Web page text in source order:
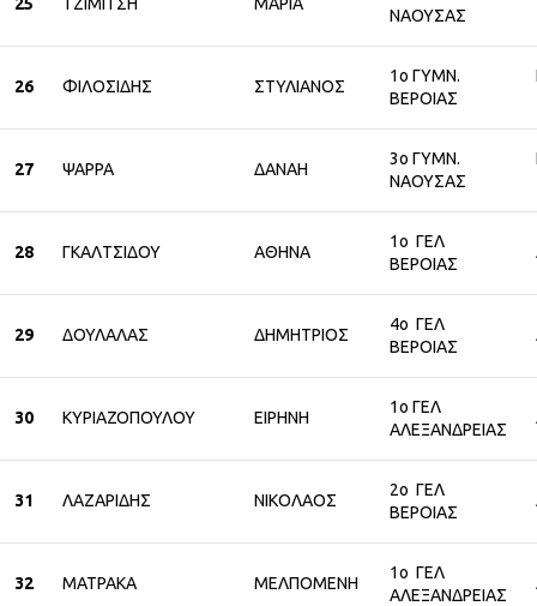
25 ΤΖΙΜΙΤΣΗ ΜΑΡΙΑ
ΝΑΟΥΣΑΣ
26 ΦΙΛΟΣΙΔΗΣ ΣΤΥΛΙΑΝΟΣ
1ο ΓΥΜΝ.
ΒΕΡΟΙΑΣ
27 ΨΑΡΡΑ ΔΑΝΑΗ
3ο ΓΥΜΝ.
ΝΑΟΥΣΑΣ
28 ΓΚΑΛΤΣΙΔΟΥ ΑΘΗΝΑ
1ο ΓΕΛ
ΒΕΡΟΙΑΣ
29 ΔΟΥΛΑΛΑΣ ΔΗΜΗΤΡΙΟΣ
4ο ΓΕΛ
ΒΕΡΟΙΑΣ
30 ΚΥΡΙΑΖΟΠΟΥΛΟΥ ΕΙΡΗΝΗ
1ο ΓΕΛ
ΑΛΕΞΑΝΔΡΕΙΑΣ
31 ΛΑΖΑΡΙΔΗΣ ΝΙΚΟΛΑΟΣ
2ο ΓΕΛ
ΒΕΡΟΙΑΣ
32 ΜΑΤΡΑΚΑ ΜΕΛΠΟΜΕΝΗ
1ο ΓΕΛ
ΑΛΕΞΑΝΔΡΕΙΑΣ